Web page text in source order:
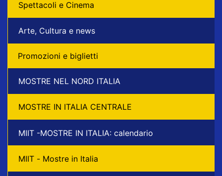
Spettacoli e Cinema
Arte, Cultura e news
Promozioni e biglietti
MOSTRE NEL NORD ITALIA
MOSTRE IN ITALIA CENTRALE
MIIT -MOSTRE IN ITALIA: calendario
MIIT - Mostre in Italia